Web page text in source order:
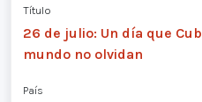
Título
26 de julio: Un día que
mundo no olvidan
País